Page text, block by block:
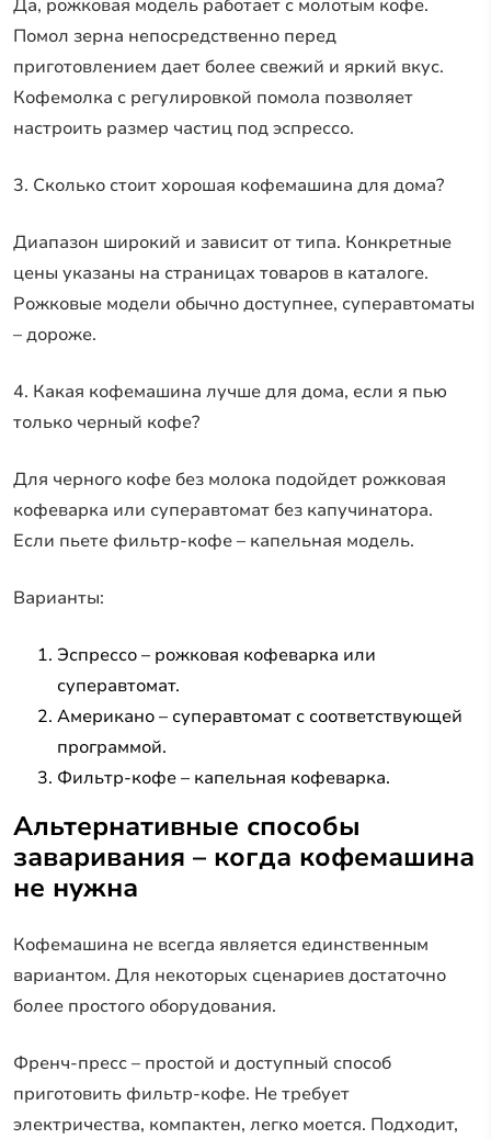
Да, рожковая модель работает с молотым кофе.
Помол зерна непосредственно перед
приготовлением дает более свежий и яркий вкус.
Кофемолка с регулировкой помола позволяет
настроить размер частиц под эспрессо.
3. Сколько стоит хорошая кофемашина для дома?
Диапазон широкий и зависит от типа. Конкретные
цены указаны на страницах товаров в каталоге.
Рожковые модели обычно доступнее, суперавтоматы
– дороже.
4. Какая кофемашина лучше для дома, если я пью
только черный кофе?
Для черного кофе без молока подойдет рожковая
кофеварка или суперавтомат без капучинатора.
Если пьете фильтр-кофе – капельная модель.
Варианты:
Эспрессо – рожковая кофеварка или
суперавтомат.
Американо – суперавтомат с соответствующей
программой.
Фильтр-кофе – капельная кофеварка.
Альтернативные способы
заваривания – когда кофемашина
не нужна
Кофемашина не всегда является единственным
вариантом. Для некоторых сценариев достаточно
более простого оборудования.
Френч-пресс – простой и доступный способ
приготовить фильтр-кофе. Не требует
электричества, компактен, легко моется. Подходит,